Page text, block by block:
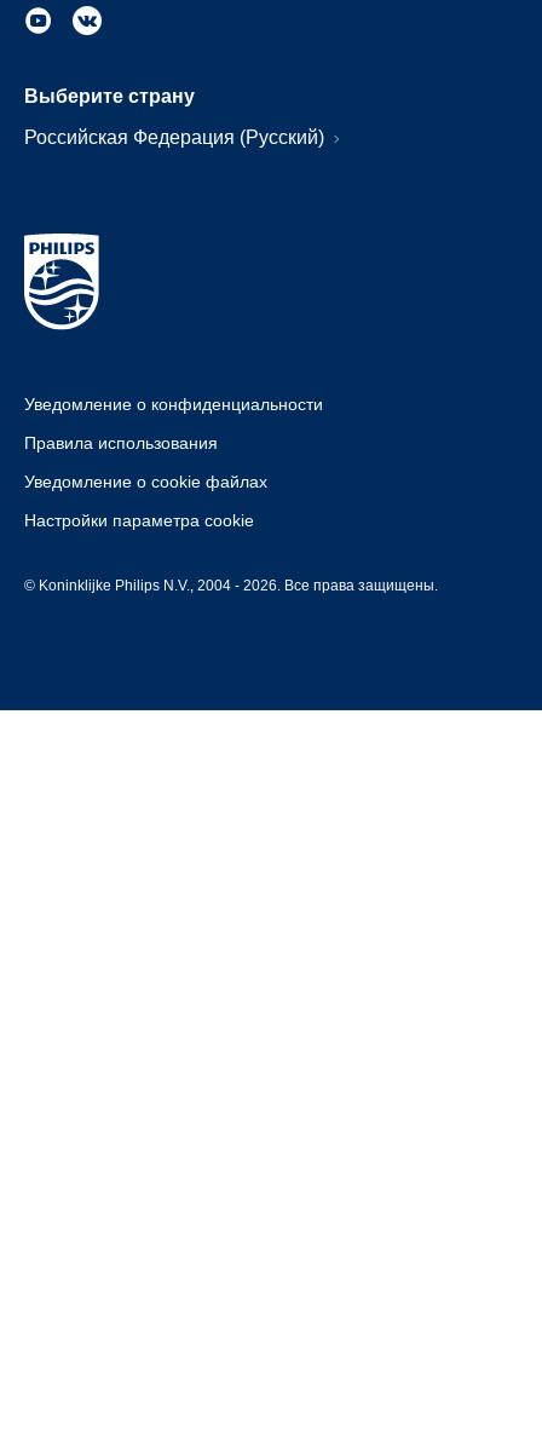
Выберите страну
Российская Федерация (Русский)
Уведомление о конфиденциальности
Правила использования
Уведомление о cookie файлах
Настройки параметра cookie
© Koninklijke Philips N.V., 2004 - 2026. Все права защищены.